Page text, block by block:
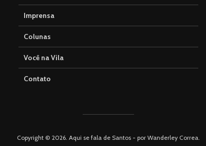
Imprensa
Colunas
Você na Vila
Contato
Copyright © 2026. Aqui se fala de Santos - por Wanderley Correa.